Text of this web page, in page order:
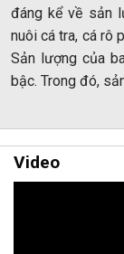
đáng kể về sản
nuôi cá tra, cá rô
Sản lượng của
bậc. Trong đó,
Video